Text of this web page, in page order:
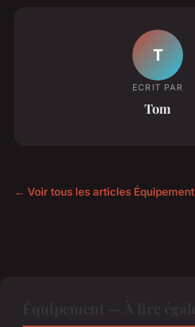
T
ECRIT PAR
Tom
← Voir tous les articles Équipement